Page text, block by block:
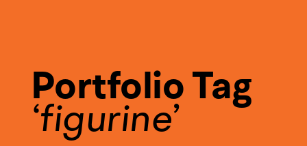
Portfolio Tag
figurine